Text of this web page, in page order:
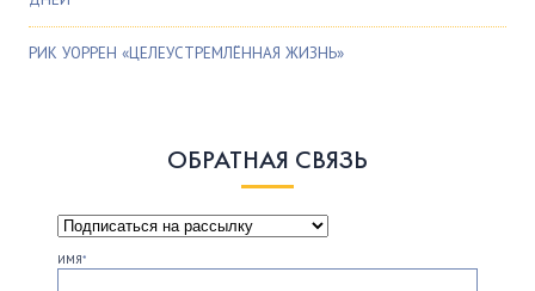
РИК УОРРЕН «ЦЕЛЕУСТРЕМЛЁННАЯ ЖИЗНЬ»
ОБРАТНАЯ СВЯЗЬ
ИМЯ*